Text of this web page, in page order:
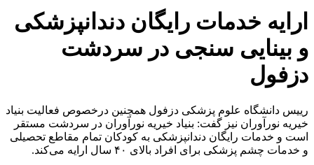
خدمات رایگان دندانپزشکی
سنجی در سردشت
دانشگاه علوم پزشکی دزفول همچنین درخصوص فعالیت بنیاد
نورآوران نیز گفت: بنیاد خیریه نورآوران در سردشت مستقر
خدمات رایگان دندانپزشکی به کودکان تمام مقاطع تحصیلی
چشم پزشکی برای افراد بالای ۴۰ سال ارایه می‌کند.